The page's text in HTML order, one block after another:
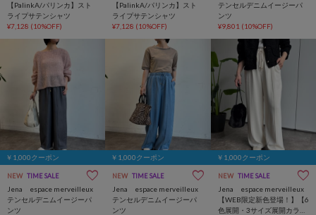
【PalinkA/パリンカ】スト
ライプサテンシャツ
¥7,128 (10%OFF)
【PalinkA/パリンカ】スト
ライプサテンシャツ
¥7,128 (10%OFF)
テンセルデニムイージーパ
ンツ
¥9,801 (10%OFF)
￥1,000クーポン
NEW TIME SALE
Jena espace merveilleux
テンセルデニムイージーパ
ンツ
￥1,000クーポン
NEW TIME SALE
Jena espace merveilleux
テンセルデニムイージーパ
ンツ
￥1,000クーポン
NEW TIME SALE
Jena espace merveilleux
【WEB限定新色登場！】【6
色展開・3サイズ展開カラー